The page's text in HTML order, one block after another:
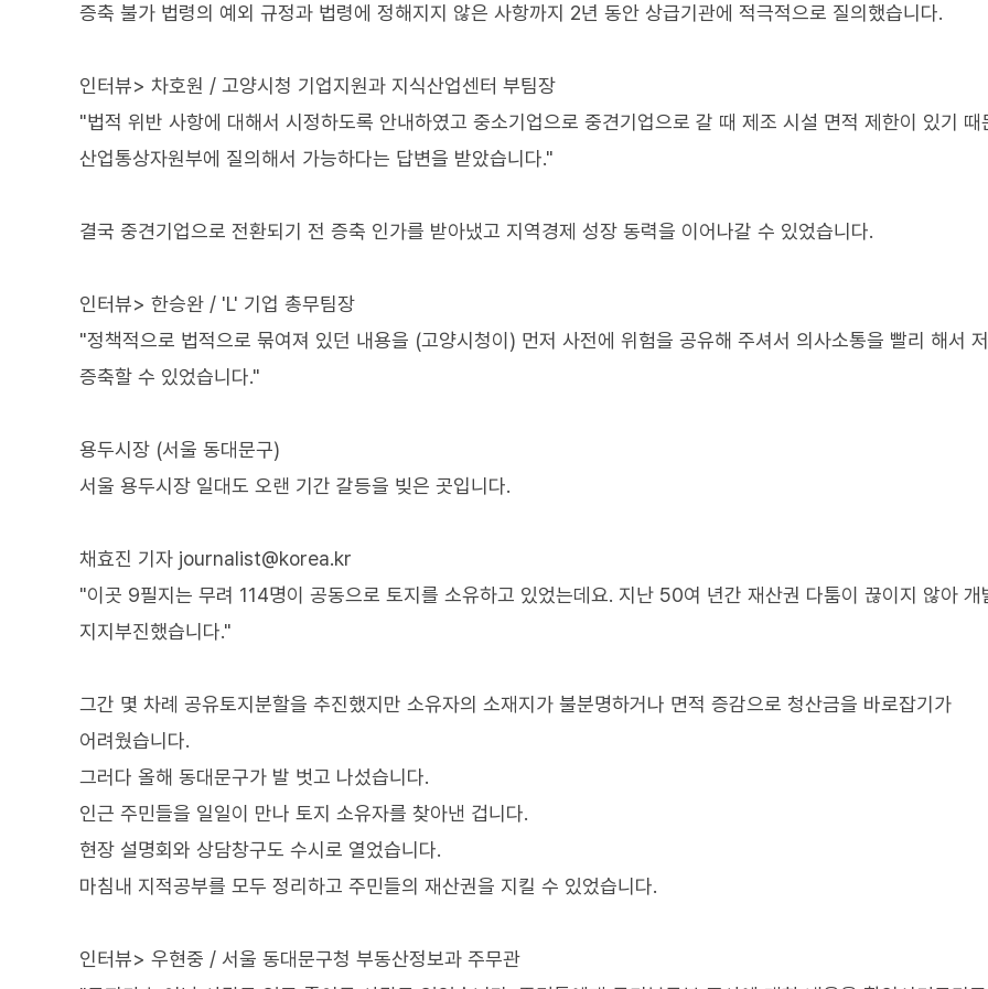
증축 불가 법령의 예외 규정과 법령에 정해지지 않은 사항까지 2년 동안 상급기관에 적극적으로 질의했습니다.
인터뷰> 차호원 / 고양시청 기업지원과 지식산업센터 부팀장
"법적 위반 사항에 대해서 시정하도록 안내하였고 중소기업으로 중견기업으로 갈 때 제조 시설 면적 제한이 있기 때
산업통상자원부에 질의해서 가능하다는 답변을 받았습니다."
결국 중견기업으로 전환되기 전 증축 인가를 받아냈고 지역경제 성장 동력을 이어나갈 수 있었습니다.
인터뷰> 한승완 / 'L' 기업 총무팀장
"정책적으로 법적으로 묶여져 있던 내용을 (고양시청이) 먼저 사전에 위험을 공유해 주셔서 의사소통을 빨리 해서
증축할 수 있었습니다."
용두시장 (서울 동대문구)
서울 용두시장 일대도 오랜 기간 갈등을 빚은 곳입니다.
채효진 기자 journalist@korea.kr
"이곳 9필지는 무려 114명이 공동으로 토지를 소유하고 있었는데요. 지난 50여 년간 재산권 다툼이 끊이지 않아 개
지지부진했습니다."
그간 몇 차례 공유토지분할을 추진했지만 소유자의 소재지가 불분명하거나 면적 증감으로 청산금을 바로잡기가
어려웠습니다.
그러다 올해 동대문구가 발 벗고 나섰습니다.
인근 주민들을 일일이 만나 토지 소유자를 찾아낸 겁니다.
현장 설명회와 상담창구도 수시로 열었습니다.
마침내 지적공부를 모두 정리하고 주민들의 재산권을 지킬 수 있었습니다.
인터뷰> 우현중 / 서울 동대문구청 부동산정보과 주무관